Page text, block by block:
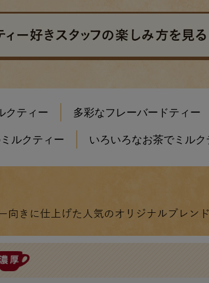
クティー
多彩なフレーバードティー
ルクティー
いろいろなお茶でミル